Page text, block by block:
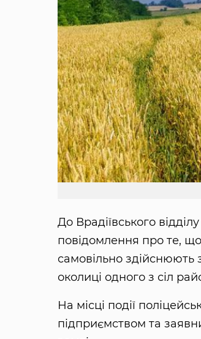
До Врадіївського
повідомлення про те,
самовільно
околиці одного з сіл
На місці події
підприємством та